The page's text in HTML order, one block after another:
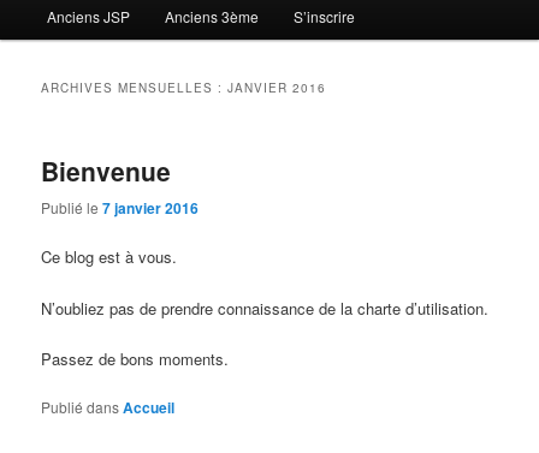
Anciens JSP Anciens 3ème S’inscrire
ARCHIVES MENSUELLES :JANVIER 2016
Bienvenue
Publié le7 janvier 2016
Ce blog est à vous.
N’oubliez pas de prendre connaissance de la charte d’utilisation.
Passez de bons moments.
Publié dansAccueil